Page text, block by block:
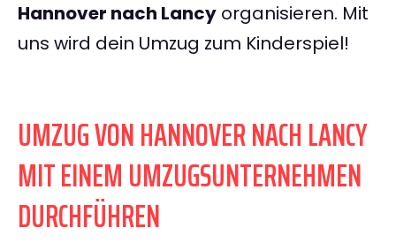
Hannover nach Lancy organisieren. Mit
uns wird dein Umzug zum Kinderspiel!
UMZUG VON HANNOVER NACH LANCY
MIT EINEM UMZUGSUNTERNEHMEN
DURCHFÜHREN